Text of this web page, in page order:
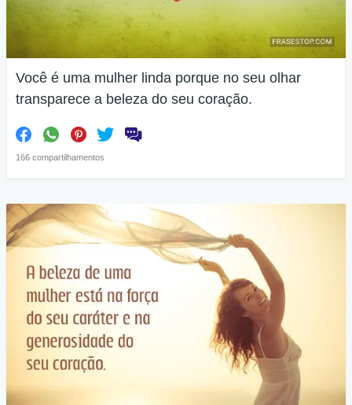
Você é uma mulher linda porque no seu olhar
transparece a beleza do seu coração.
166 compartilhamentos